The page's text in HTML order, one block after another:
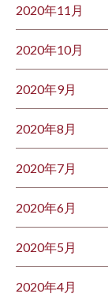
2020年11月
2020年10月
2020年9月
2020年8月
2020年7月
2020年6月
2020年5月
2020年4月